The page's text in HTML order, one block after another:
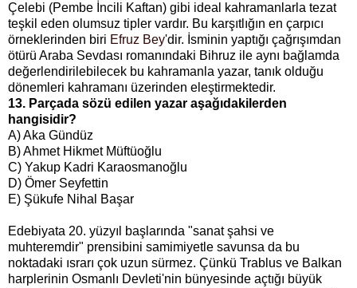
Çelebi (Pembe İncili Kaftan) gibi ideal kahramanlarla tezat
teşkil eden olumsuz tipler vardır. Bu karşıtlığın en çarpıcı
örneklerinden biri Efruz Bey'dir. İsminin yaptığı çağrışımdan
ötürü Araba Sevdası romanındaki Bihruz ile aynı bağlamda
değerlendirilebilecek bu kahramanla yazar, tanık olduğu
dönemleri kahramanı üzerinden eleştirmektedir.
13. Parçada sözü edilen yazar aşağıdakilerden
hangisidir?
A) Aka Gündüz
B) Ahmet Hikmet Müftüoğlu
C) Yakup Kadri Karaosmanoğlu
D) Ömer Seyfettin
E) Şükufe Nihal Başar
Edebiyata 20. yüzyıl başlarında "sanat şahsi ve
muhteremdir" prensibini samimiyetle savunsa da bu
noktadaki ısrarı çok uzun sürmez. Çünkü Trablus ve Balkan
harplerinin Osmanlı Devleti'nin bünyesinde açtığı büyük